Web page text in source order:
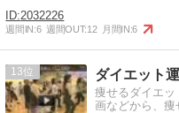
2032226
週間IN:6 週間OUT:12 月間IN:6
13 ダイエット
痩せるダイエッ
画などから、痩